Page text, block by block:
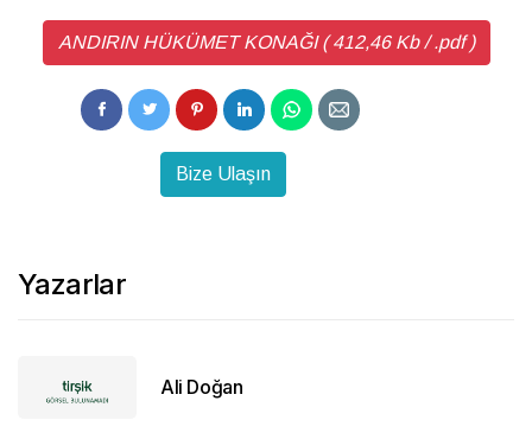
ANDIRIN HÜKÜMET KONAĞI ( 412,46 Kb / .pdf )
Bize Ulaşın
Yazarlar
Ali Doğan